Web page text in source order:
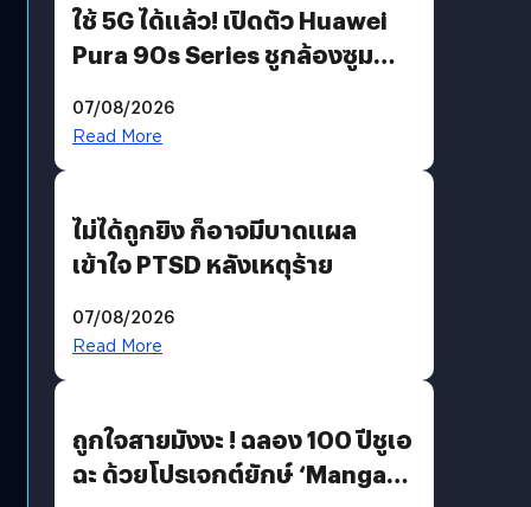
ใช้ 5G ได้แล้ว! เปิดตัว Huawei
Pura 90s Series ชูกล้องซูม
07/08/2026
Read More
ไม่ได้ถูกยิง ก็อาจมีบาดแผล
เข้าใจ PTSD หลังเหตุร้าย
07/08/2026
Read More
ถูกใจสายมังงะ ! ฉลอง 100 ปีชูเอ
ฉะ ด้วยโปรเจกต์ยักษ์ ‘Manga